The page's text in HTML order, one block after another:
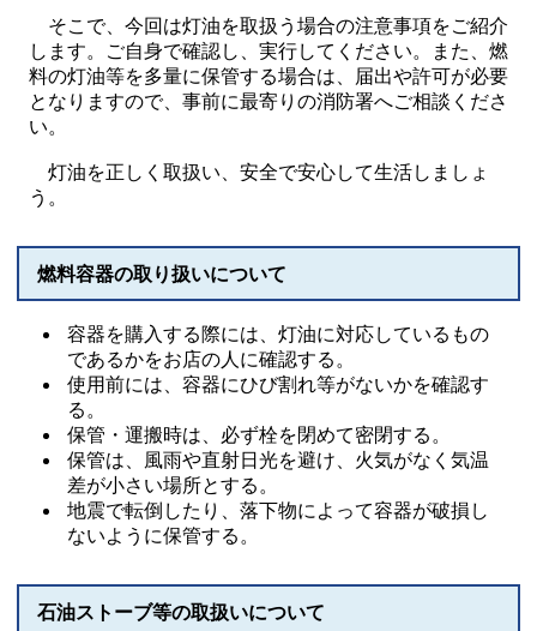
そこで、今回は灯油を取扱う場合の注意事項をご紹介
します。ご自身で確認し、実行してください。また、燃
料の灯油等を多量に保管する場合は、届出や許可が必要
となりますので、事前に最寄りの消防署へご相談くださ
い。
灯油を正しく取扱い、安全で安心して生活しましょ
う。
燃料容器の取り扱いについて
容器を購入する際には、灯油に対応しているもの
であるかをお店の人に確認する。
使用前には、容器にひび割れ等がないかを確認す
る。
保管・運搬時は、必ず栓を閉めて密閉する。
保管は、風雨や直射日光を避け、火気がなく気温
差が小さい場所とする。
地震で転倒したり、落下物によって容器が破損し
ないように保管する。
石油ストーブ等の取扱いについて